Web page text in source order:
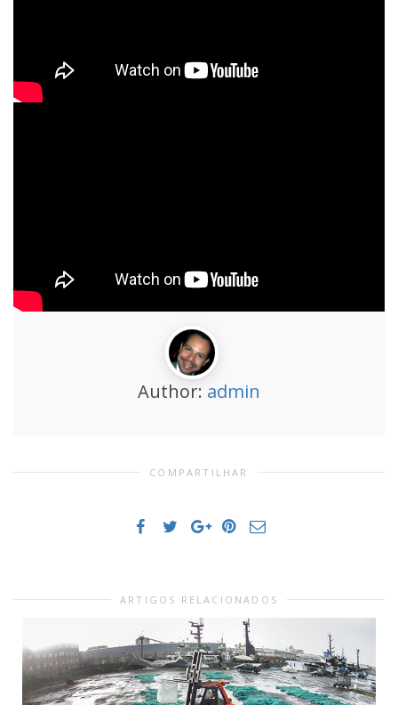
Author: admin
COMPARTILHAR
ARTIGOS RELACIONADOS